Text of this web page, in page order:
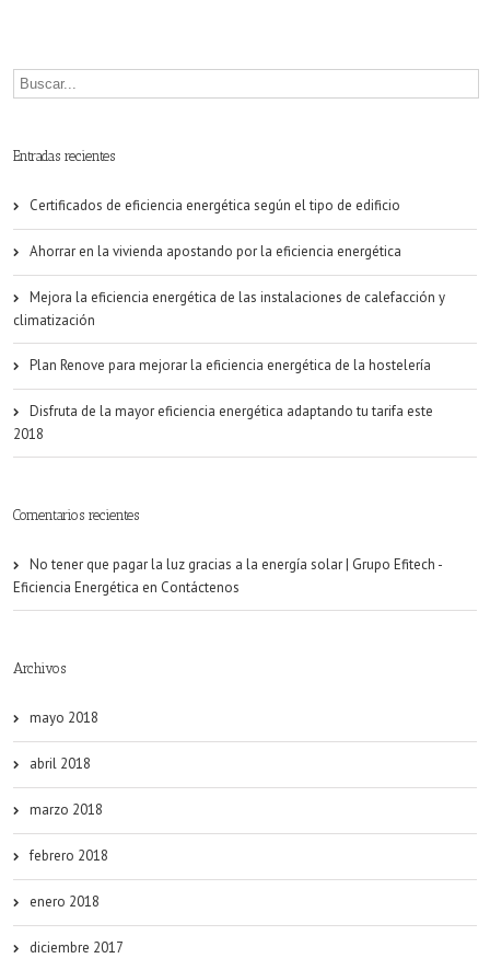
Entradas recientes
Certificados de eficiencia energética según el tipo de edificio
Ahorrar en la vivienda apostando por la eficiencia energética
Mejora la eficiencia energética de las instalaciones de calefacción y
climatización
Plan Renove para mejorar la eficiencia energética de la hostelería
Disfruta de la mayor eficiencia energética adaptando tu tarifa este
2018
Comentarios recientes
No tener que pagar la luz gracias a la energía solar | Grupo Efitech -
Eficiencia Energética en Contáctenos
Archivos
mayo 2018
abril 2018
marzo 2018
febrero 2018
enero 2018
diciembre 2017